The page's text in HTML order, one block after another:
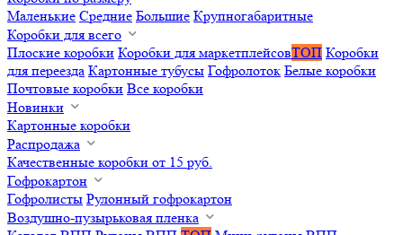
Маленькие Средние Большие Крупногабаритные
Коробки для всего
Плоские коробки Коробки для маркетплейсовТОП Коробки
для переезда Картонные тубусы Гофролоток Белые коробки
Почтовые коробки Все коробки
Новинки
Картонные коробки
Распродажа
Качественные коробки от 15 руб.
Гофрокартон
Гофролисты Рулонный гофрокартон
Воздушно-пузырьковая пленка